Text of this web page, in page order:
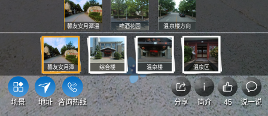
分享 简介 45 说一说
场景 地址 咨询热线
馨友安月潭温
泉酒店
啤酒花园 温泉楼方向
馨友安月潭
温泉酒店
综合楼 温泉楼 温泉区